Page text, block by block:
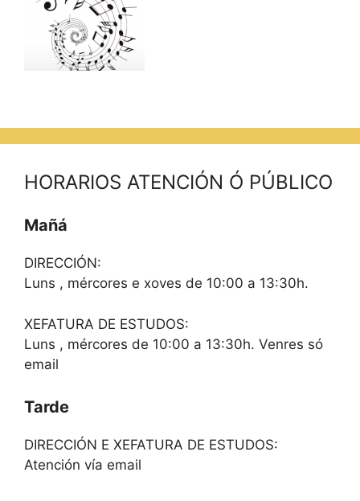
HORARIOS ATENCIÓN Ó PÚBLICO
Mañá
DIRECCIÓN:
Luns , mércores e xoves de 10:00 a 13:30h.
XEFATURA DE ESTUDOS:
Luns , mércores de 10:00 a 13:30h. Venres só
email
Tarde
DIRECCIÓN E XEFATURA DE ESTUDOS:
Atención vía email